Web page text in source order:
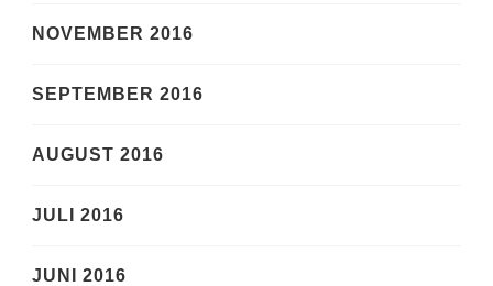
NOVEMBER 2016
SEPTEMBER 2016
AUGUST 2016
JULI 2016
JUNI 2016